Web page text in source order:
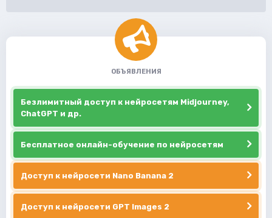
ОБЪЯВЛЕНИЯ
Безлимитный доступ к нейросетям Midjourney,
ChatGPT и др.
Бесплатное онлайн-обучение по нейросетям
Доступ к нейросети Nano Banana 2
Доступ к нейросети GPT Images 2